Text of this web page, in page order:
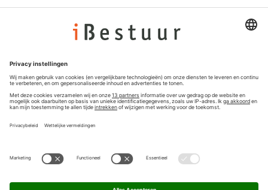
Privacyinstellingen